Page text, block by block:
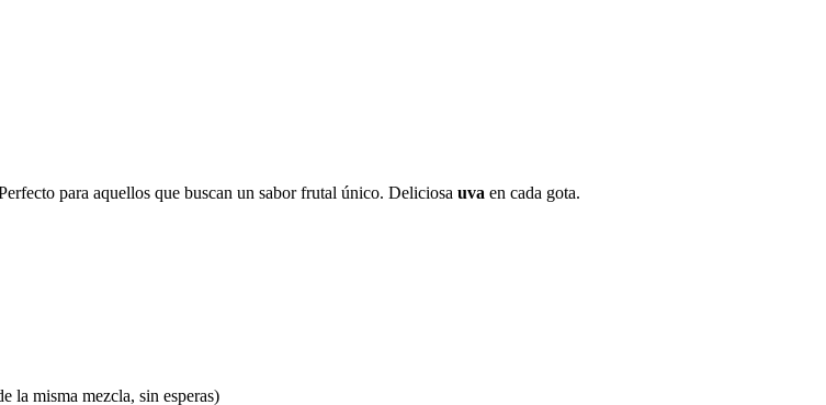
para aquellos que buscan un sabor frutal único. Deliciosa uva en cada gota.
la misma mezcla, sin esperas)